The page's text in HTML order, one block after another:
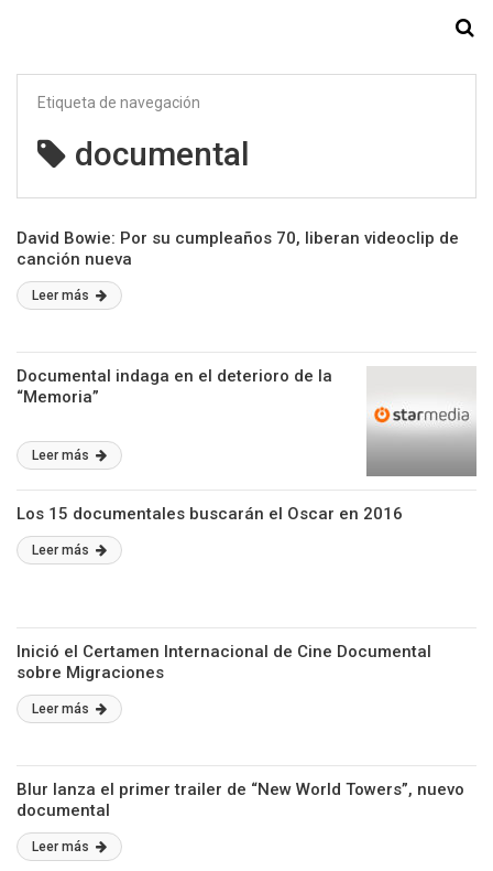
Etiqueta de navegación
documental
David Bowie: Por su cumpleaños 70, liberan videoclip de
canción nueva
Leer más
Documental indaga en el deterioro de la
“Memoria”
Leer más
Los 15 documentales buscarán el Oscar en 2016
Leer más
Inició el Certamen Internacional de Cine Documental
sobre Migraciones
Leer más
Blur lanza el primer trailer de “New World Towers”, nuevo
documental
Leer más